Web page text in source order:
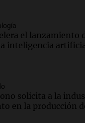
el lanzamiento
inteligencia
solicita a la
en la producción